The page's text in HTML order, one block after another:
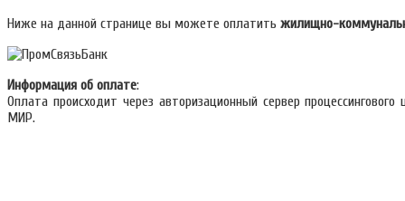
Ниже на данной странице вы можете оплатить жилищно-
Информация об оплате:
Оплата происходит через авторизационный сервер
МИР.